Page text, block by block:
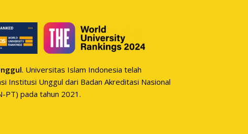
. Universitas Islam Indonesia telah
Institusi Unggul dari Badan Akreditasi Nasional
PT) pada tahun 2021.